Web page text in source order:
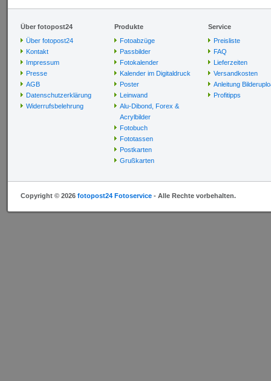
Über fotopost24
Über fotopost24
Kontakt
Impressum
Presse
AGB
Datenschutzerklärung
Widerrufsbelehrung
Produkte
Fotoabzüge
Passbilder
Fotokalender
Kalender im Digitaldruck
Poster
Leinwand
Alu-Dibond, Forex &
Acrylbilder
Fotobuch
Fototassen
Postkarten
Grußkarten
Service
Preisliste
FAQ
Lieferzeiten
Versandkosten
Anleitung
Profitipps
Copyright © 2026 fotopost24 Fotoservice - Alle Rechte vorbehalten.